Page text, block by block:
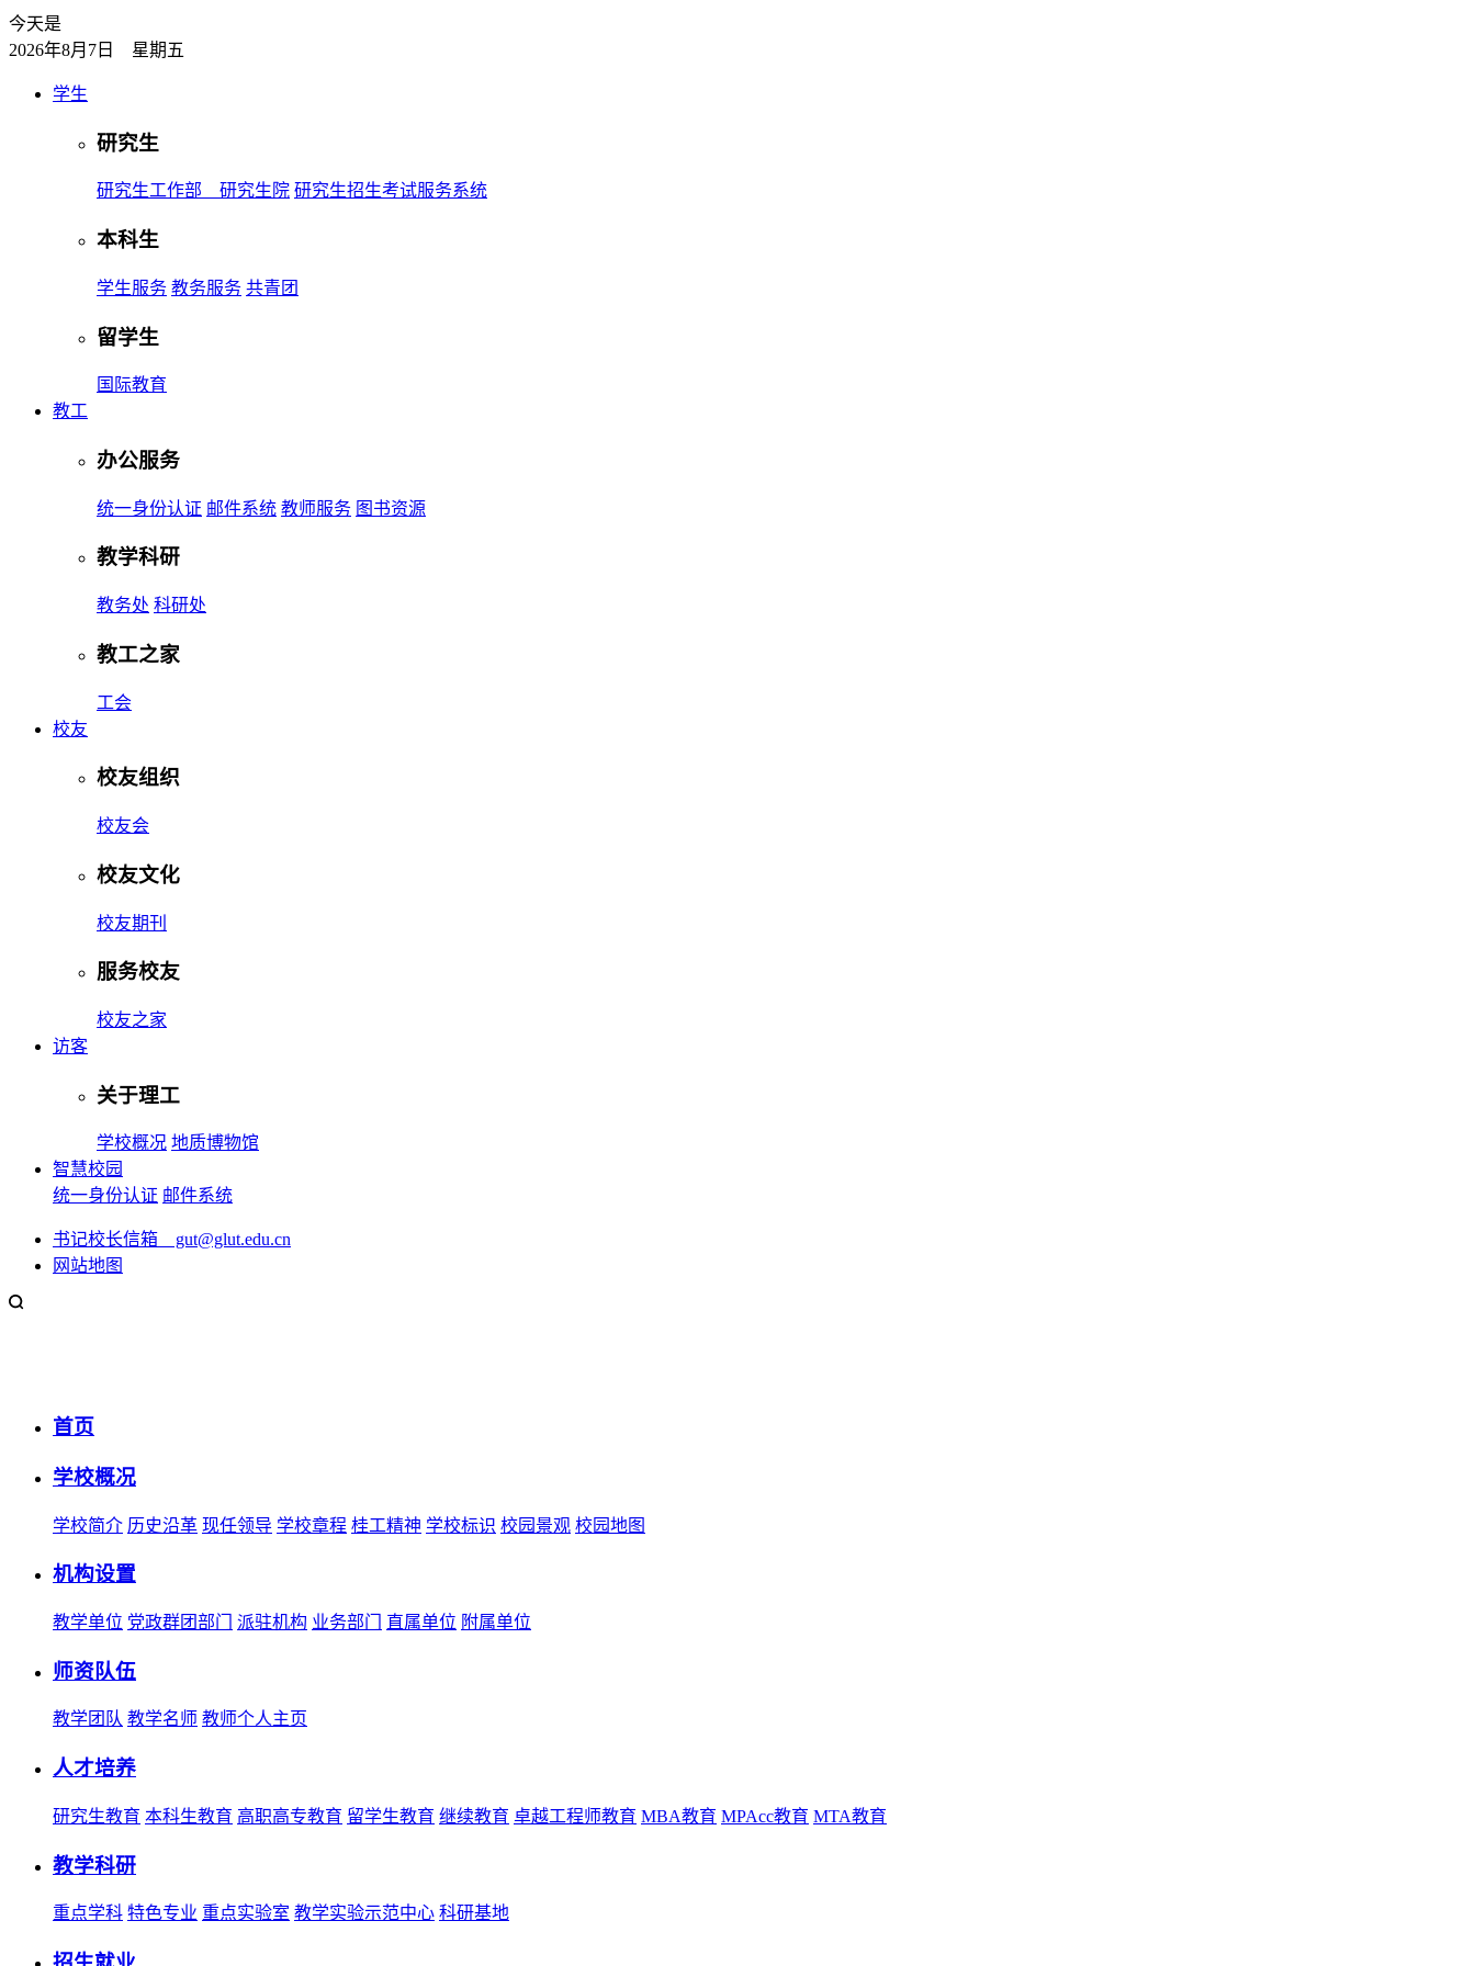
今天是
2026年8月7日 星期五
学生
研究生
研究生工作部 研究生院 研究生招生考试服务系统
本科生
学生服务 教务服务 共青团
留学生
国际教育
教工
办公服务
统一身份认证 邮件系统 教师服务 图书资源
教学科研
教务处 科研处
教工之家
工会
校友
校友组织
校友会
校友文化
校友期刊
服务校友
校友之家
访客
关于理工
学校概况 地质博物馆
智慧校园
统一身份认证 邮件系统
书记校长信箱 gut@glut.edu.cn
网站地图
首页
学校概况
学校简介 历史沿革 现任领导 学校章程 桂工精神 学校标识 校园景观 校园地图
机构设置
教学单位 党政群团部门 派驻机构 业务部门 直属单位 附属单位
师资队伍
教学团队 教学名师 教师个人主页
人才培养
研究生教育 本科生教育 高职高专教育 留学生教育 继续教育 卓越工程师教育 MBA教育 MPAcc教育 MTA教育
教学科研
重点学科 特色专业 重点实验室 教学实验示范中心 科研基地